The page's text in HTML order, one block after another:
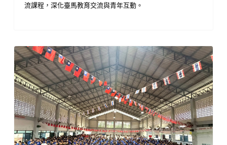
流課程，深化臺馬教育交流與青年互動。